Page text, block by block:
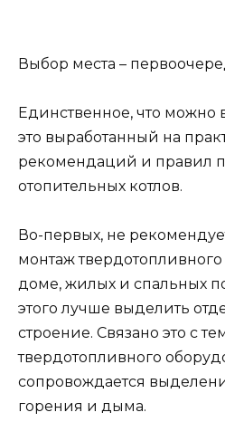
Выбор места –
Единственное, что можно
это выработанный на
рекомендаций и правил
отопительных котлов.
Во-первых, не
монтаж твердотопливного
доме, жилых и спальных
этого лучше выделить
строение. Связано это с
твердотопливного
сопровождается
горения и дыма.